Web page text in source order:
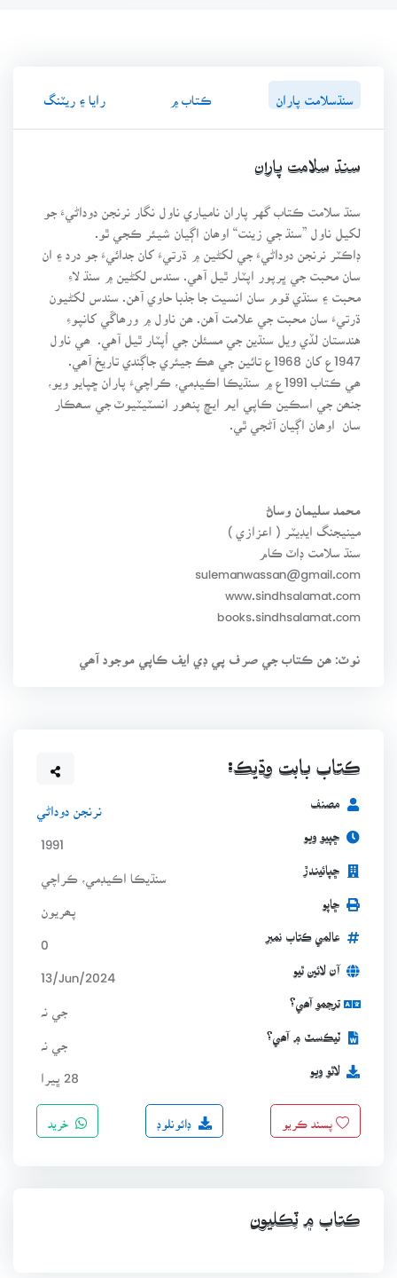
سنڌسلامت پاران ڪتاب ۾ رايا ۽ ريٽنگ
سنڌ سلامت پاران
سنڌ سلامت ڪتاب گهر پاران نامياري ناول نگار نرنجن دوداڻيءَ جو
لکيل ناول ”سنڌ جي زينت“ اوھان اڳيان شيئر ڪجي ٿو.
ڊاڪٽر نرنجن دوداڻيءَ جي لکڻين ۾ ڌرتيءَ کان جدائيءَ جو درد ۽ ان
سان محبت جي ڀرپور اپٽار ٿيل آهي. سندس لکڻين ۾ سنڌ لاءِ
محبت ۽ سنڌي قوم سان انسيت جا جذبا حاوي آهن. سندس لکڻيون
ڌرتيءَ سان محبت جي علامت آهن. ھن ناول ۾ ورھاڱي کانپوءِ
هندستان لڏي ويل سنڌين جي مسئلن جي اُپٽار ٿيل آهي. ھي ناول
1947ع کان 1968ع تائين جي ھڪ جيئري جاڳندي تاريخ آھي.
ھي ڪتاب 1991ع ۾ سنڌيڪا اڪيڊمي، ڪراچيءَ پاران ڇپايو ويو،
جنھن جي اسڪين ڪاپي ايم ايڇ پنھور انسٽيٽيوٽ جي سھڪار
سان اوھان اڳيان آڻجي ٿي.
محمد سليمان وساڻ
مينيجنگ ايڊيٽر ( اعزازي )
سنڌ سلامت ڊاٽ ڪام
sulemanwassan@gmail.com
نوٽ: ھن ڪتاب جي صرف پي ڊي ايف ڪاپي موجود آھي
ڪتاب بابت وڌيڪ:
مصنف نرنجن دوداڻي
ڇپيو ويو 1991
ڇپائيندڙ سنڌيڪا اڪيڊمي، ڪراچي
ڇاپو
عالمي ڪتاب نمبر
آن لائين ٿيو 13/Jun/2024
ترجمو آھي؟
ٽيڪسٽ ۾ آھي؟
لاٿو ويو 28 ڀيرا
پسند ڪريو ڊائونلوڊ
ڪتاب ۾ ٽِڪليون